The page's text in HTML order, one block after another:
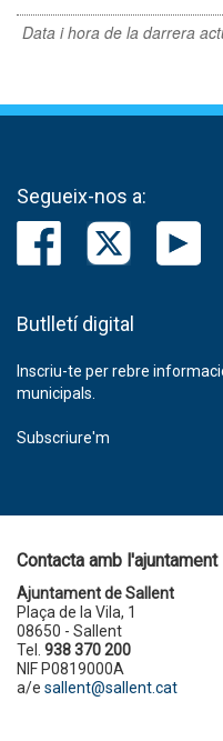
Data i hora de la darrera
Segueix-nos a:
Butlletí digital
Inscriu-te per rebre
municipals.
Subscriure'm
Contacta amb l'ajuntament
Ajuntament de Sallent
Plaça de la Vila, 1
08650 - Sallent
Tel. 938 370 200
NIF P0819000A
a/e sallent@sallent.cat